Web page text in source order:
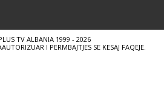
TV ALBANIA 1999 - 2026
I PERMBAJTJES SE KESAJ FAQEJE.